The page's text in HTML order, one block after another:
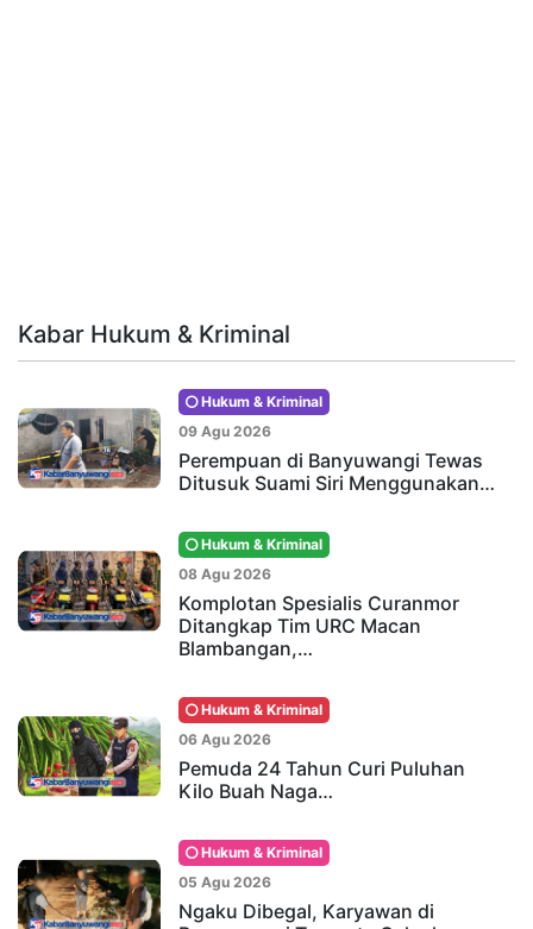
Kabar Hukum & Kriminal
Hukum & Kriminal
09 Agu 2026
Perempuan di Banyuwangi Tewas
Ditusuk Suami Siri Menggunakan…
Hukum & Kriminal
08 Agu 2026
Komplotan Spesialis Curanmor
Ditangkap Tim URC Macan
Blambangan,…
Hukum & Kriminal
06 Agu 2026
Pemuda 24 Tahun Curi Puluhan
Kilo Buah Naga…
Hukum & Kriminal
05 Agu 2026
Ngaku Dibegal, Karyawan di